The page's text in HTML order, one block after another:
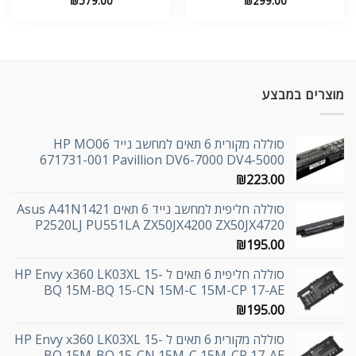
מוצרים במבצע
סוללה מקורית 6 תאים למחשב נייד HP MO06
671731-001 Pavillion DV6-7000 DV4-5000
₪223.00
סוללה חליפית למחשב נייד 6 תאים Asus A41N1421
P2520LJ PU551LA ZX50JX4200 ZX50JX4720
₪195.00
סוללה חליפית 6 תאים ל HP Envy x360 LK03XL 15-
BQ 15M-BQ 15-CN 15M-C 15M-CP 17-AE
₪195.00
סוללה מקורית 6 תאים ל HP Envy x360 LK03XL 15-